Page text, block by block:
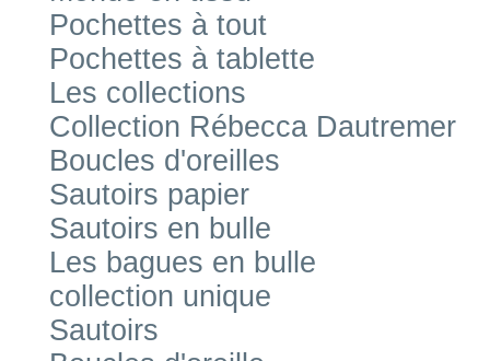
Pochettes à tout
Pochettes à tablette
Les collections
Collection Rébecca Dautremer
Boucles d'oreilles
Sautoirs papier
Sautoirs en bulle
Les bagues en bulle
collection unique
Sautoirs